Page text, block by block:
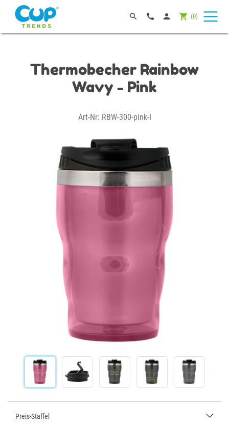
    (0)
Thermobecher Rainbow
Wavy - Pink
Art-Nr: RBW-300-pink-I
Preis-Staffel